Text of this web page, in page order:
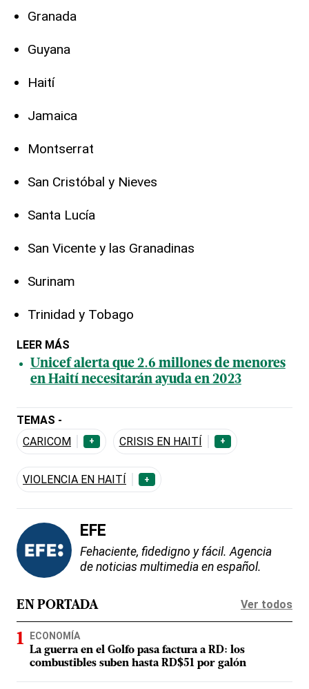
Granada
Guyana
Haití
Jamaica
Montserrat
San Cristóbal y Nieves
Santa Lucía
San Vicente y las Granadinas
Surinam
Trinidad y Tobago
LEER MÁS
Unicef alerta que 2.6 millones de menores
en Haití necesitarán ayuda en 2023
TEMAS -
CARICOM
+ CRISIS EN HAITÍ +
VIOLENCIA EN HAITÍ +
EFE
Fehaciente, fidedigno y fácil. Agencia
de noticias multimedia en español.
EN PORTADA Ver todos
ECONOMÍA
La guerra en el Golfo pasa factura a RD: los
combustibles suben hasta RD$51 por galón